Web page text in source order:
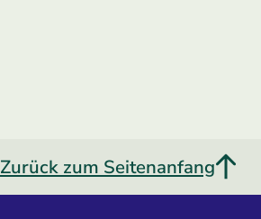
Zurück zum Seitenanfang